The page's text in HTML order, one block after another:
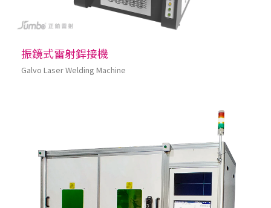
振鏡式雷射銲接機
Galvo Laser Welding Machine